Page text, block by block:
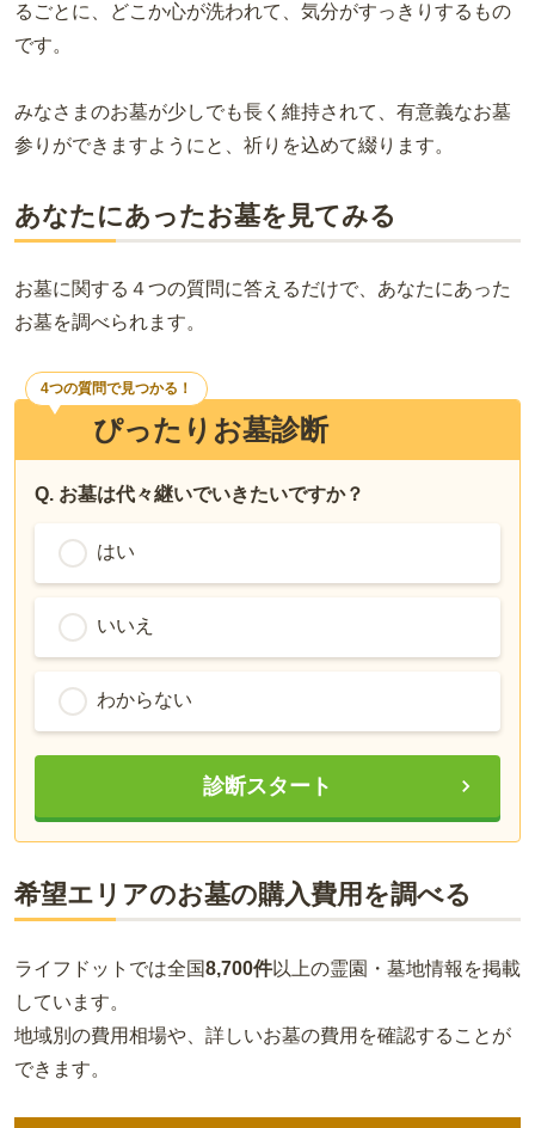
るごとに、どこか心が洗われて、気分がすっきりするもの
です。
みなさまのお墓が少しでも長く維持されて、有意義なお墓
参りができますようにと、祈りを込めて綴ります。
あなたにあったお墓を見てみる
お墓に関する４つの質問に答えるだけで、あなたにあった
お墓を調べられます。
ぴったりお墓診断
4つの質問で見つかる！
Q. お墓は代々継いでいきたいですか？
はい
いいえ
わからない
診断スタート
希望エリアのお墓の購入費用を調べる
ライフドットでは全国8,700件以上の霊園・墓地情報を掲載
しています。
地域別の費用相場や、詳しいお墓の費用を確認することが
できます。